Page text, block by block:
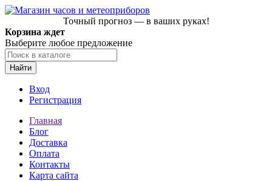
Точный прогноз — в ваших руках!
Корзина ждет
Выберите любое предложение
Найти
Вход
Регистрация
Главная
Блог
Доставка
Оплата
Контакты
Карта сайта